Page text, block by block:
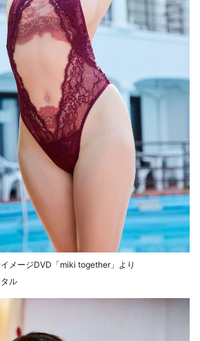
メージDVD「miki together」より
ル